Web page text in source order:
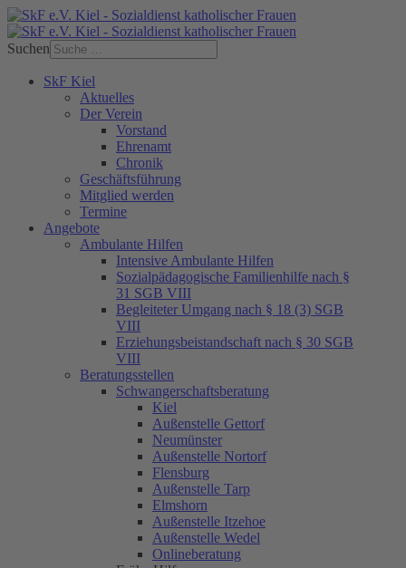
Suchen
SkF Kiel
Aktuelles
Der Verein
Vorstand
Ehrenamt
Chronik
Geschäftsführung
Mitglied werden
Termine
Angebote
Ambulante Hilfen
Intensive Ambulante Hilfen
Sozialpädagogische Familienhilfe nach §
31 SGB VIII
Begleiteter Umgang nach § 18 (3) SGB
VIII
Erziehungsbeistandschaft nach § 30 SGB
VIII
Beratungsstellen
Schwangerschaftsberatung
Kiel
Außenstelle Gettorf
Neumünster
Außenstelle Nortorf
Flensburg
Außenstelle Tarp
Elmshorn
Außenstelle Itzehoe
Außenstelle Wedel
Onlineberatung